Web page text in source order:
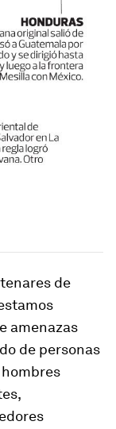
de
amenazas
de personas